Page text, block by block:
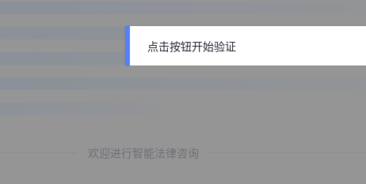
欢迎进行智能法律咨询
点击按钮开始验证